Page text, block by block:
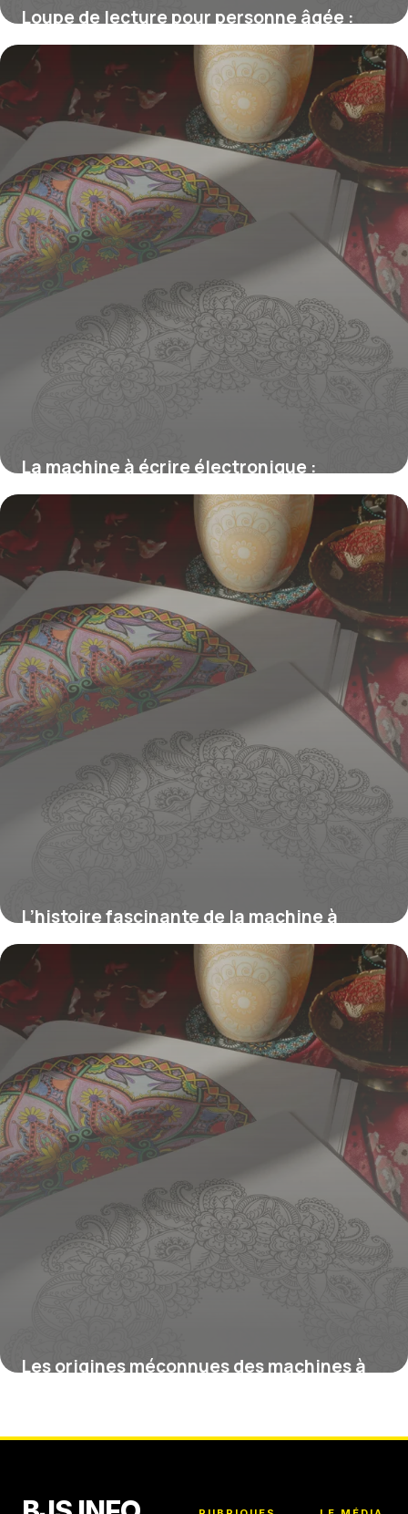
Loupe de lecture pour personne âgée :
comment choisir la meilleure solution
adaptée
23 février 2026
La machine à écrire électronique :
histoire, fonctionnement et innovation
19 février 2026
L’histoire fascinante de la machine à
écrire vintage et ses origines au XVIIIe
siècle
16 février 2026
Les origines méconnues des machines à